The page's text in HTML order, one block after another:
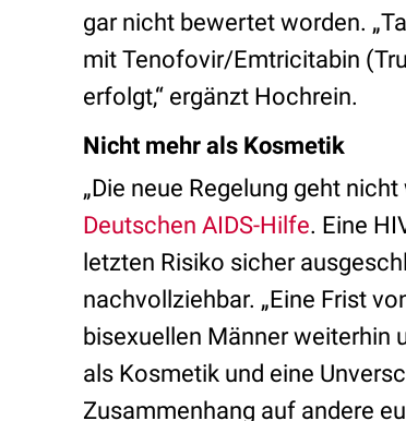
gar nicht bewertet worden.
mit Tenofovir/Emtricitabin
erfolgt,“ ergänzt Hochrein.
Nicht mehr als Kosmetik
„Die neue Regelung geht
Deutschen AIDS-Hilfe. Eine
letzten Risiko sicher
nachvollziehbar. „Eine Frist
bisexuellen Männer weiterhin
als Kosmetik und eine
Zusammenhang auf andere